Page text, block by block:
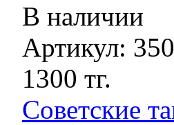
В наличии
Артикул:
1300 тг.
Советские